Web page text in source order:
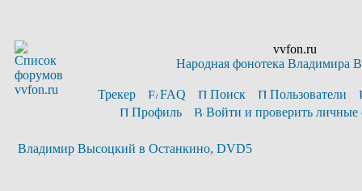
vvfon.ru
Народная фонотека Владимира
Трекер FAQ Поиск
Пользователи
Профиль
Войти и проверить личные
Владимир Высоцкий в Останкино, DVD5